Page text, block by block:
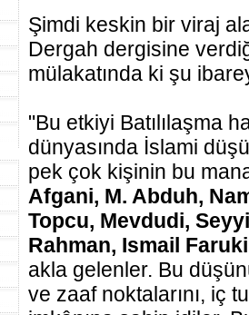
Şimdi keskin bir viraj
Dergah dergisine
mülakatında ki şu
"Bu etkiyi Batılılaşma
dünyasında İslami
pek çok kişinin bu
Afgani, M. Abduh,
Topcu, Mevdudi,
Rahman, Ismail
akla gelenler. Bu
ve zaaf noktalarını, iç